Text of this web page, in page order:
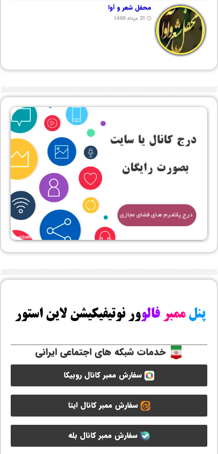
محفل شعر و آوا
21 مرداد 1400
خدمات شبکه های اجتماعی ایرانی
سفارش ممبر کانال روبیکا
سفارش ممبر کانال ایتا
سفارش ممبر کانال بله